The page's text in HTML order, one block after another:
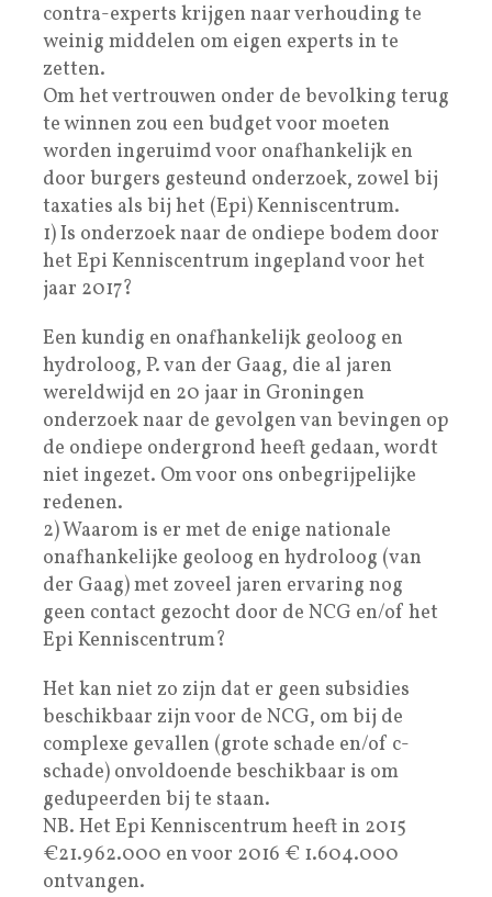
contra-experts krijgen naar verhouding te
weinig middelen om eigen experts in te
zetten.
Om het vertrouwen onder de bevolking terug
te winnen zou een budget voor moeten
worden ingeruimd voor onafhankelijk en
door burgers gesteund onderzoek, zowel bij
taxaties als bij het (Epi) Kenniscentrum.
1) Is onderzoek naar de ondiepe bodem door
het Epi Kenniscentrum ingepland voor het
jaar 2017?
Een kundig en onafhankelijk geoloog en
hydroloog, P. van der Gaag, die al jaren
wereldwijd en 20 jaar in Groningen
onderzoek naar de gevolgen van bevingen op
de ondiepe ondergrond heeft gedaan, wordt
niet ingezet. Om voor ons onbegrijpelijke
redenen.
2) Waarom is er met de enige nationale
onafhankelijke geoloog en hydroloog (van
der Gaag) met zoveel jaren ervaring nog
geen contact gezocht door de NCG en/of het
Epi Kenniscentrum?
Het kan niet zo zijn dat er geen subsidies
beschikbaar zijn voor de NCG, om bij de
complexe gevallen (grote schade en/of c-
schade) onvoldoende beschikbaar is om
gedupeerden bij te staan.
NB. Het Epi Kenniscentrum heeft in 2015
€21.962.000 en voor 2016 € 1.604.000
ontvangen.